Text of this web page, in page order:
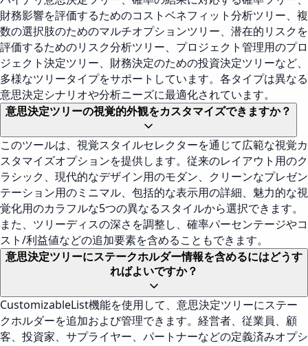
財務影響を評価するためのコストベネフィット分析ツリー、複
数の選択肢のためのマルチオプションツリー、潜在的リスクを
評価するためのリスク分析ツリー、プロジェクト管理用のプロ
ジェクト決定ツリー、財務決定のための投資決定ツリーなど、
多様なツリータイプをサポートしています。各タイプは異なる
意思決定シナリオや分析ニーズに最適化されています。
意思決定ツリーの視覚的外観をカスタマイズできますか？
このツールは、視覚スタイルセレクターを通じて広範な視覚カ
スタマイズオプションを提供します。従来のレイアウト用のク
ラシック、現代的なデザイン用のモダン、クリーンなプレゼン
テーション用のミニマル、包括的な表示用の詳細、魅力的な視
覚化用のカラフルな5つの異なるスタイルから選択できます。
また、ツリーディスの深さを調整し、確率パーセンテージやコ
スト/利益値などの追加要素を含めることもできます。
意思決定ツリーにステークホルダー情報を含めるにはどうす
ればよいですか？
CustomizableList機能を使用して、意思決定ツリーにステー
クホルダーを追加および管理できます。経営者、従業員、顧
客、投資家、サプライヤー、パートナーなどの定義済みオプシ